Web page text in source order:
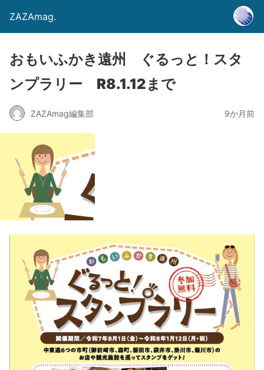
ZAZAmag.
おもいふかき遠州 ぐるっと！スタ
ンプラリー R8.1.12まで
ZAZAmag編集部 9か月前